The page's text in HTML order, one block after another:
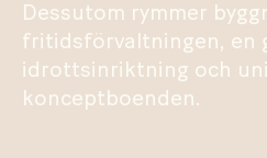
Dessutom rymmer
fritidsförvaltningen, en
idrottsinriktning och
konceptboenden.